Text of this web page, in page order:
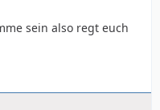
sein also regt euch